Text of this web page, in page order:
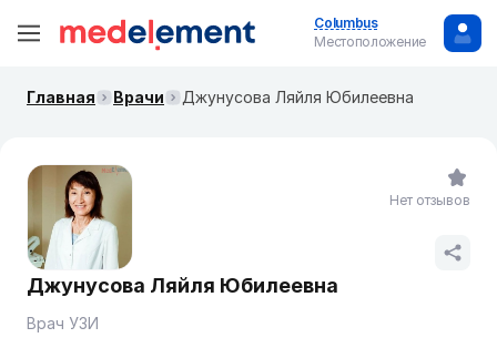
Columbus
Местоположение
Главная Врачи Джунусова Ляйля Юбилеевна
Джунусова Ляйля Юбилеевна
Врач УЗИ
Нет отзывов